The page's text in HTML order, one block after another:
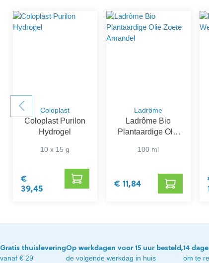
Coloplast
Coloplast Purilon
Hydrogel
10 x 15 g
€
39,45
Ladrôme
Ladrôme Bio
Plantaardige Olie
100 ml
€ 11,84
Gratis thuislevering
vanaf € 29
Op werkdagen voor 15 uur besteld,
de volgende werkdag in huis
14
om te